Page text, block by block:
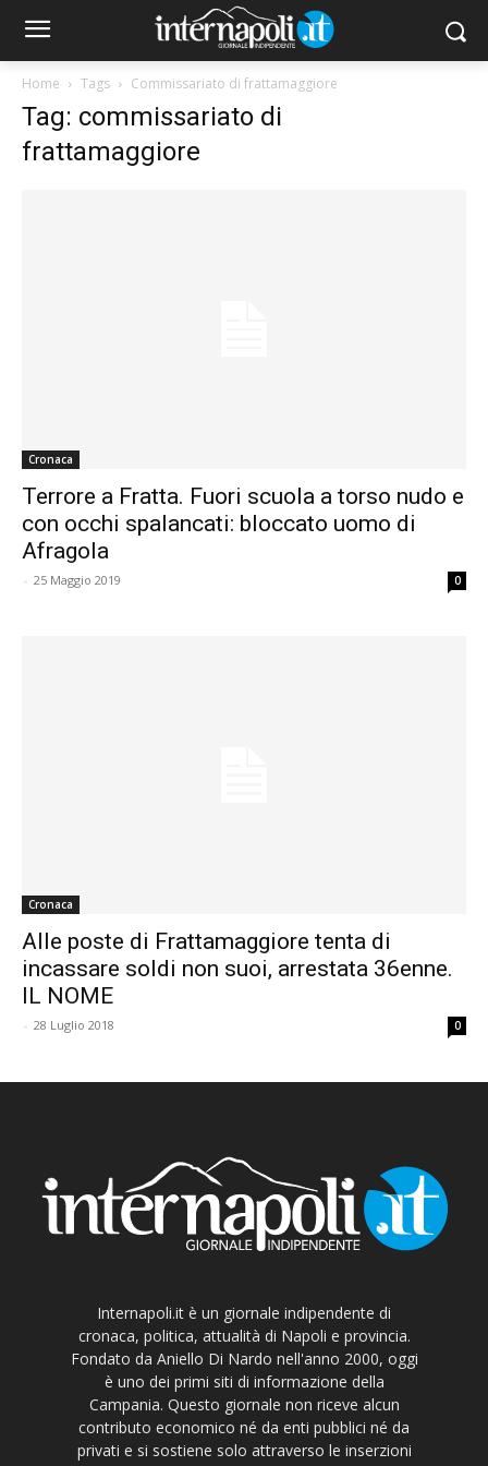
Home Tags Commissariato di frattamaggiore
Tag: commissariato di
frattamaggiore
Cronaca
Terrore a Fratta. Fuori scuola a torso nudo e
con occhi spalancati: bloccato uomo di
Afragola
- 25 Maggio 2019 0
Cronaca
Alle poste di Frattamaggiore tenta di
incassare soldi non suoi, arrestata 36enne.
IL NOME
- 28 Luglio 2018 0
Internapoli.it è un giornale indipendente di
cronaca, politica, attualità di Napoli e provincia.
Fondato da Aniello Di Nardo nell'anno 2000, oggi
è uno dei primi siti di informazione della
Campania. Questo giornale non riceve alcun
contributo economico né da enti pubblici né da
privati e si sostiene solo attraverso le inserzioni